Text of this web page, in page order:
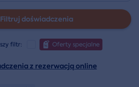
Filtruj doświadczenia
filtr: Oferty specjalne
z rezerwacją online